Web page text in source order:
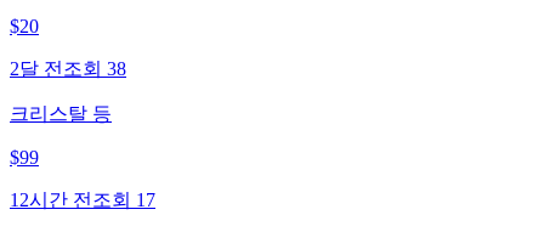
$20
2달 전 조회 38
크리스탈 등
$99
12시간 전 조회 17